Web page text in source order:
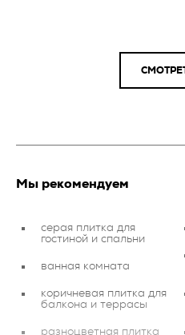
Мы рекомендуем
серая плитка для
гостиной и спальни
ванная комната
коричневая плитка для
балкона и террасы
разноцветная плитка